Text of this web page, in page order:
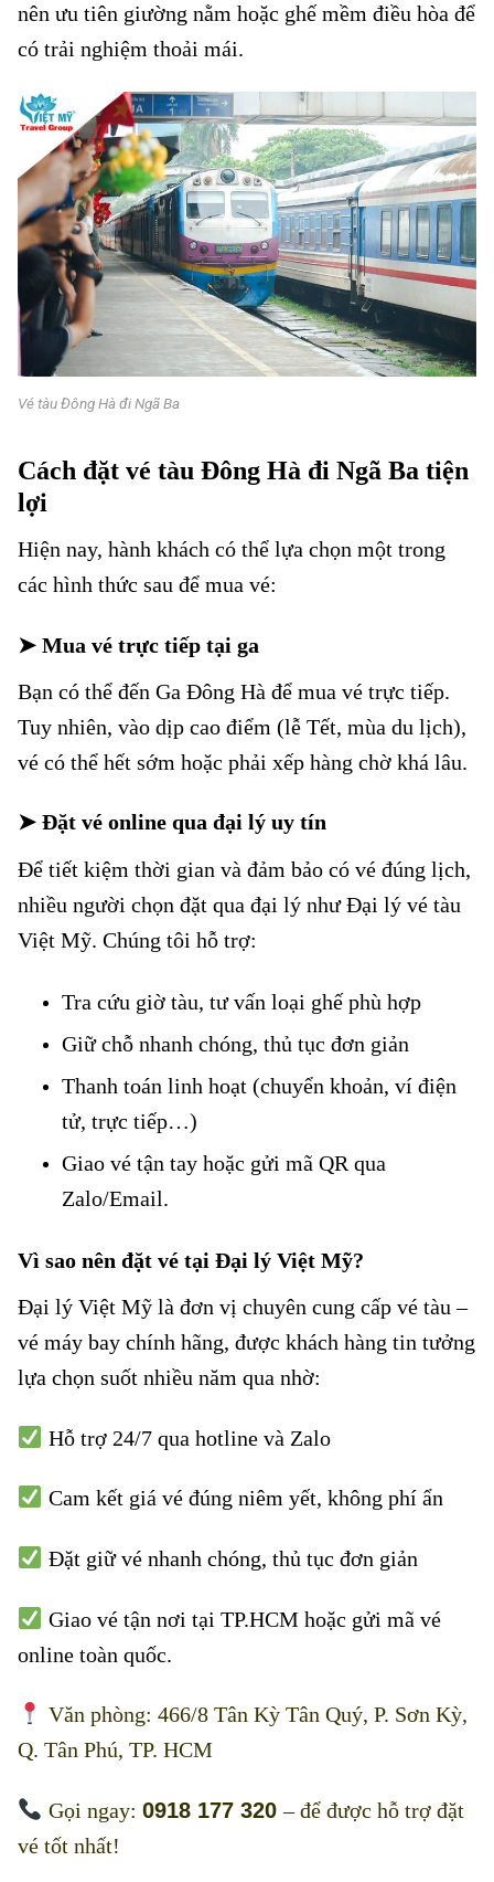
nên ưu tiên giường nằm hoặc ghế mềm điều hòa để
có trải nghiệm thoải mái.
Vé tàu Đông Hà đi Ngã Ba
Cách đặt vé tàu Đông Hà đi Ngã Ba tiện
lợi
Hiện nay, hành khách có thể lựa chọn một trong
các hình thức sau để mua vé:
➤ Mua vé trực tiếp tại ga
Bạn có thể đến Ga Đông Hà để mua vé trực tiếp.
Tuy nhiên, vào dịp cao điểm (lễ Tết, mùa du lịch),
vé có thể hết sớm hoặc phải xếp hàng chờ khá lâu.
➤ Đặt vé online qua đại lý uy tín
Để tiết kiệm thời gian và đảm bảo có vé đúng lịch,
nhiều người chọn đặt qua đại lý như Đại lý vé tàu
Việt Mỹ. Chúng tôi hỗ trợ:
Tra cứu giờ tàu, tư vấn loại ghế phù hợp
Giữ chỗ nhanh chóng, thủ tục đơn giản
Thanh toán linh hoạt (chuyển khoản, ví điện
tử, trực tiếp…)
Giao vé tận tay hoặc gửi mã QR qua
Zalo/Email.
Vì sao nên đặt vé tại Đại lý Việt Mỹ?
Đại lý Việt Mỹ là đơn vị chuyên cung cấp vé tàu –
vé máy bay chính hãng, được khách hàng tin tưởng
lựa chọn suốt nhiều năm qua nhờ:
Hỗ trợ 24/7 qua hotline và Zalo
Cam kết giá vé đúng niêm yết, không phí ẩn
Đặt giữ vé nhanh chóng, thủ tục đơn giản
Giao vé tận nơi tại TP.HCM hoặc gửi mã vé
online toàn quốc.
Văn phòng: 466/8 Tân Kỳ Tân Quý, P. Sơn Kỳ,
Q. Tân Phú, TP. HCM
Gọi ngay: 0918 177 320– để được hỗ trợ đặt
vé tốt nhất!